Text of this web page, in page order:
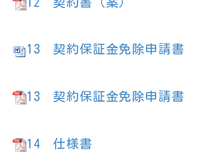
13 契約保証金免除申請書
13 契約保証金免除申請書
14 仕様書